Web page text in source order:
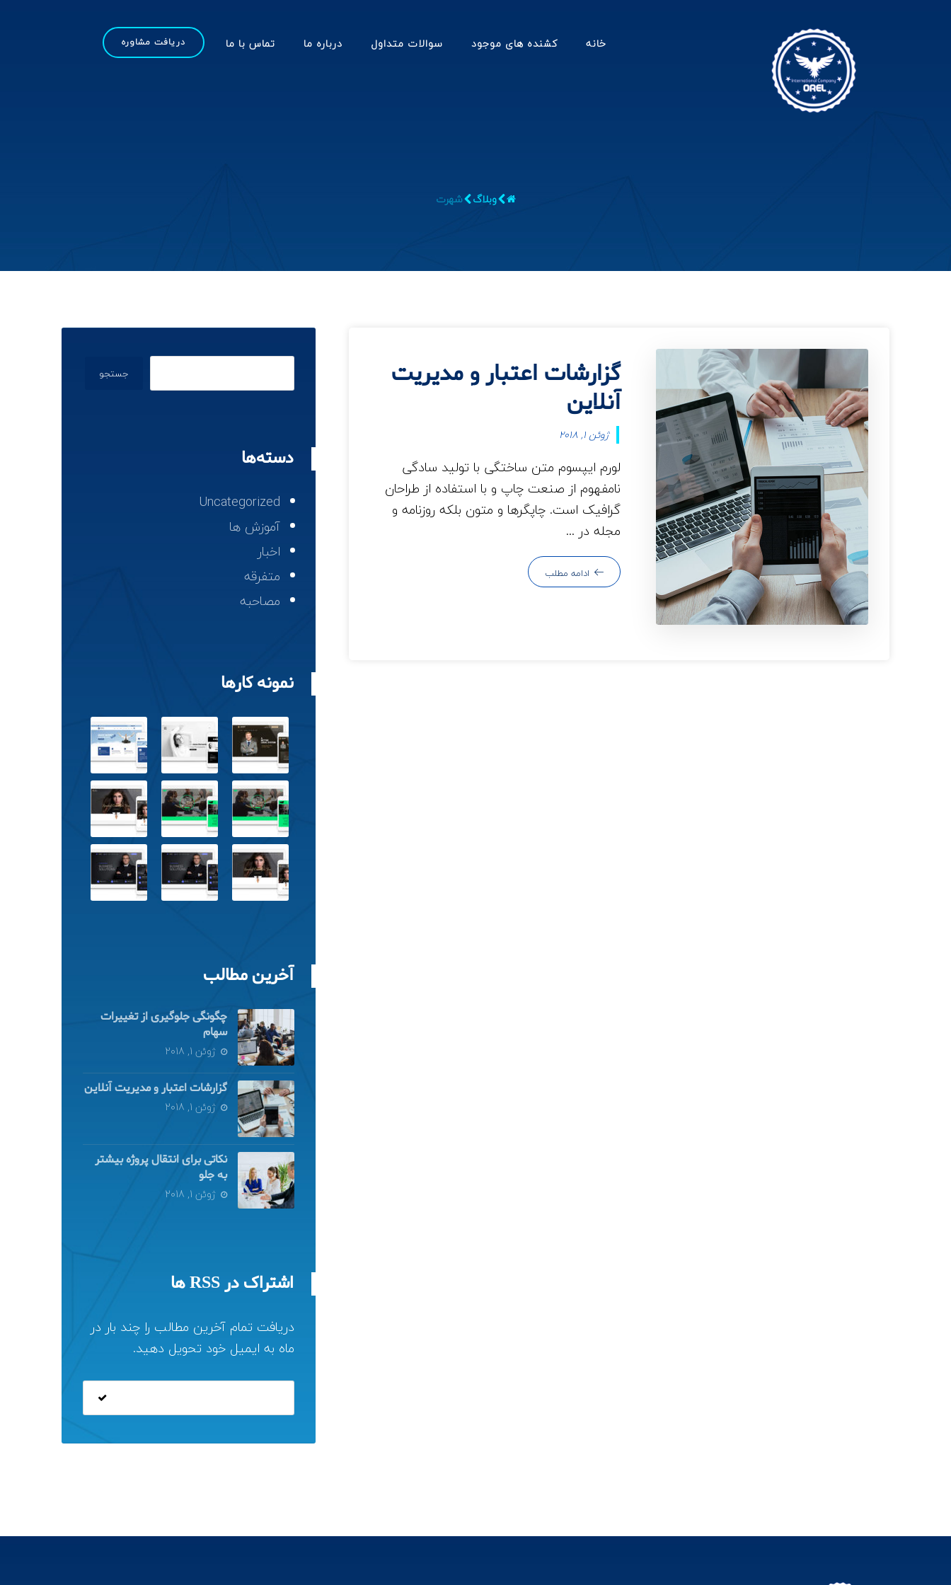
دریافت مشاوره خانه کشنده های موجود سوالات متداول درباره ما تماس با ما
وبلاگ شهرت
گزارشات اعتبار و مدیریت
آنلاین
ژوئن 1, 2018
لورم ایپسوم متن ساختگی با تولید سادگی
نامفهوم از صنعت چاپ و با استفاده از طراحان
گرافیک است. چاپگرها و متون بلکه روزنامه و
مجله در ...
ادامه مطلب
جستجو
دسته‌ها
Uncategorized
آموزش ها
اخبار
متفرقه
مصاحبه
نمونه کارها
آخرین مطالب
چگونگی جلوگیری از تغییرات
سهام
ژوئن 1, 2018
گزارشات اعتبار و مدیریت آنلاین
ژوئن 1, 2018
نکاتی برای انتقال پروژه بیشتر
به جلو
ژوئن 1, 2018
اشتراک در RSS ها
دریافت تمام آخرین مطالب را چند بار در
ماه به ایمیل خود تحویل دهید.